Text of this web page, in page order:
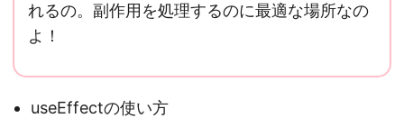
れるの。副作用を処理するのに最適な場所なの
よ！
useEffectの使い方